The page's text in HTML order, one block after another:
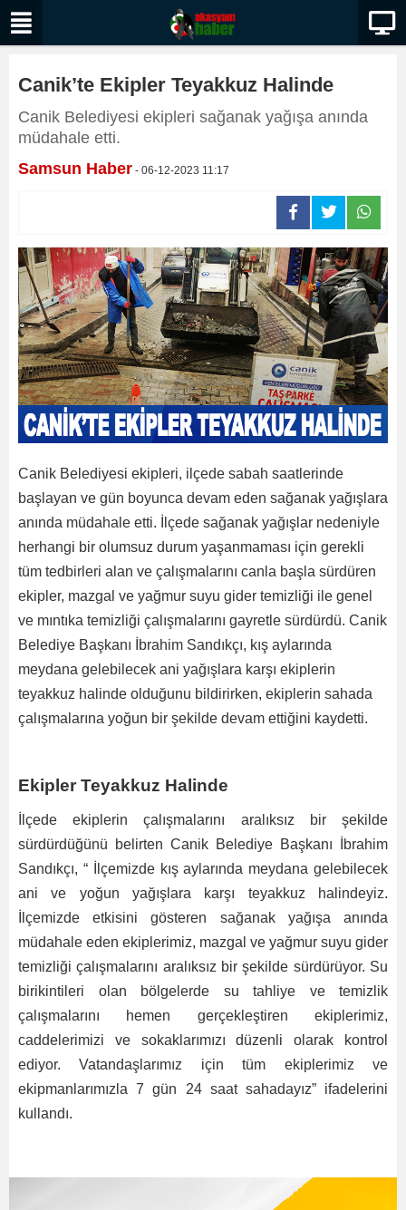
Canik’te Ekipler Teyakkuz Halinde
Canik Belediyesi ekipleri sağanak yağışa anında
müdahale etti.
Samsun Haber - 06-12-2023 11:17
Canik Belediyesi ekipleri, ilçede sabah saatlerinde
başlayan ve gün boyunca devam eden sağanak yağışlara
anında müdahale etti. İlçede sağanak yağışlar nedeniyle
herhangi bir olumsuz durum yaşanmaması için gerekli
tüm tedbirleri alan ve çalışmalarını canla başla sürdüren
ekipler, mazgal ve yağmur suyu gider temizliği ile genel
ve mıntıka temizliği çalışmalarını gayretle sürdürdü. Canik
Belediye Başkanı İbrahim Sandıkçı, kış aylarında
meydana gelebilecek ani yağışlara karşı ekiplerin
teyakkuz halinde olduğunu bildirirken, ekiplerin sahada
çalışmalarına yoğun bir şekilde devam ettiğini kaydetti.
Ekipler Teyakkuz Halinde
İlçede ekiplerin çalışmalarını aralıksız bir şekilde
sürdürdüğünü belirten Canik Belediye Başkanı İbrahim
Sandıkçı, “ İlçemizde kış aylarında meydana gelebilecek
ani ve yoğun yağışlara karşı teyakkuz halindeyiz.
İlçemizde etkisini gösteren sağanak yağışa anında
müdahale eden ekiplerimiz, mazgal ve yağmur suyu gider
temizliği çalışmalarını aralıksız bir şekilde sürdürüyor. Su
birikintileri olan bölgelerde su tahliye ve temizlik
çalışmalarını hemen gerçekleştiren ekiplerimiz,
caddelerimizi ve sokaklarımızı düzenli olarak kontrol
ediyor. Vatandaşlarımız için tüm ekiplerimiz ve
ekipmanlarımızla 7 gün 24 saat sahadayız” ifadelerini
kullandı.